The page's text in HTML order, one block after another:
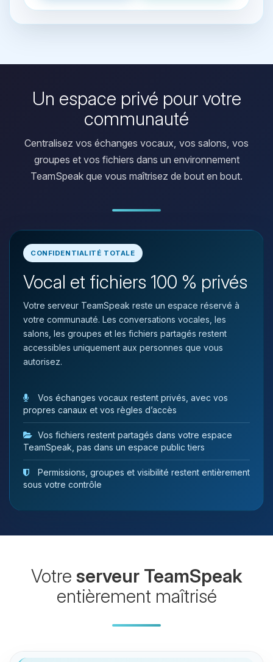
Un espace privé pour votre
communauté
Centralisez vos échanges vocaux, vos salons, vos
groupes et vos fichiers dans un environnement
TeamSpeak que vous maîtrisez de bout en bout.
CONFIDENTIALITÉ TOTALE
Vocal et fichiers 100 % privés
Votre serveur TeamSpeak reste un espace réservé à
votre communauté. Les conversations vocales, les
salons, les groupes et les fichiers partagés restent
accessibles uniquement aux personnes que vous
autorisez.
Vos échanges vocaux restent privés, avec vos
propres canaux et vos règles d’accès
Vos fichiers restent partagés dans votre espace
TeamSpeak, pas dans un espace public tiers
Permissions, groupes et visibilité restent entièrement
sous votre contrôle
Votre serveur TeamSpeak
entièrement maîtrisé
Youpi, enfin quelqu’un pour me
parler ! Moi c’est Choupy, ton petit
tu as besoin et je vais remuer mes
08/08/2026 à 13:10